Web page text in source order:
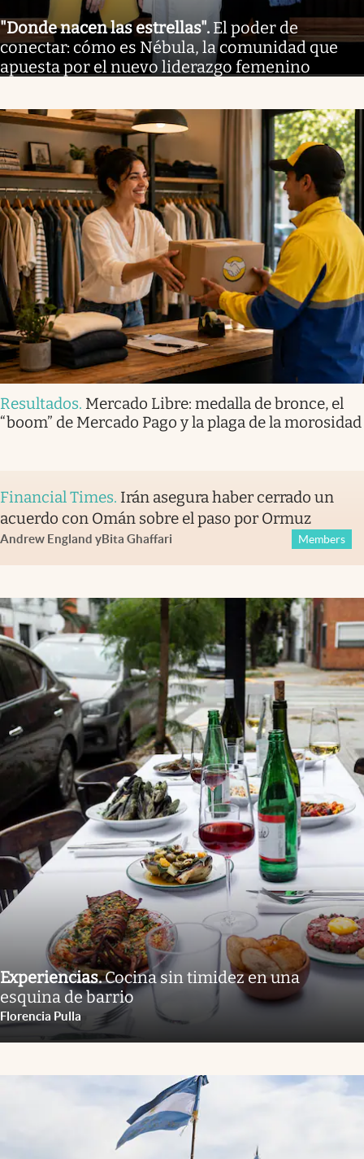
"Donde nacen las estrellas". El poder de
conectar: cómo es Nébula, la comunidad que
apuesta por el nuevo liderazgo femenino
Resultados. Mercado Libre: medalla de bronce, el
“boom” de Mercado Pago y la plaga de la morosidad
Financial Times. Irán asegura haber cerrado un
acuerdo con Omán sobre el paso por Ormuz
Andrew England yBita Ghaffari Members
Experiencias.Cocina sin timidez en una
esquina de barrio
Florencia Pulla